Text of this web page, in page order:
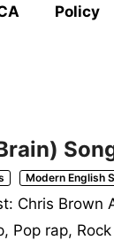
Policy
Modern English
Chris Brown
Pop rap,